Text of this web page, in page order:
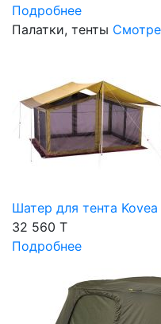
Подробнее
Палатки, тенты
Шатер для тента
32 560 T
Подробнее